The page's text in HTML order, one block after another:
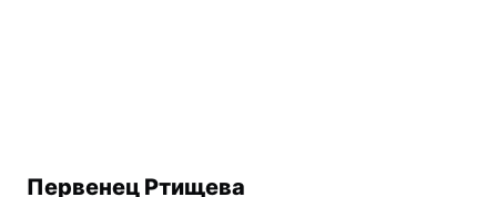
Первенец Ртищева